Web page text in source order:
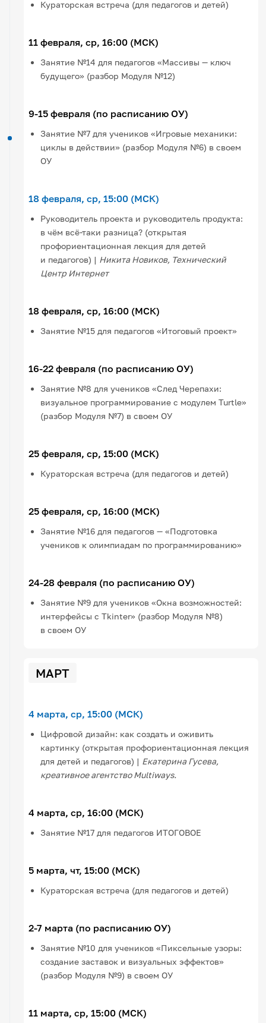
Кураторская встреча (для педагогов и детей)
11 февраля, ср, 16:00 (МСК)
Занятие №14 для педагогов «Массивы — ключ
будущего» (разбор Модуля №12)
9-15 февраля (по расписанию ОУ)
Занятие №7 для учеников «Игровые механики:
циклы в действии» (разбор Модуля №6) в своем
ОУ
18 февраля, ср, 15:00 (МСК)
Руководитель проекта и руководитель продукта:
в чём всё-таки разница? (открытая
профориентационная лекция для детей
и педагогов) | Никита Новиков, Технический
Центр Интернет
18 февраля, ср, 16:00 (МСК)
Занятие №15 для педагогов «Итоговый проект»
16-22 февраля (по расписанию ОУ)
Занятие №8 для учеников «След Черепахи:
визуальное программирование с модулем Turtle»
(разбор Модуля №7) в своем ОУ
25 февраля, ср, 15:00 (МСК)
Кураторская встреча (для педагогов и детей)
25 февраля, ср, 16:00 (МСК)
Занятие №16 для педагогов — «Подготовка
учеников к олимпиадам по программированию»
24-28 февраля (по расписанию ОУ)
Занятие №9 для учеников «Окна возможностей:
интерфейсы с Tkinter» (разбор Модуля №8)
в своем ОУ
МАРТ
4 марта, ср, 15:00 (МСК)
Цифровой дизайн: как создать и оживить
картинку (открытая профориентационная лекция
для детей и педагогов) | Екатерина Гусева,
креативное агентство Multiways.
4 марта, ср, 16:00 (МСК)
Занятие №17 для педагогов ИТОГОВОЕ
5 марта, чт, 15:00 (МСК)
Кураторская встреча (для педагогов и детей)
2-7 марта (по расписанию ОУ)
Занятие №10 для учеников «Пиксельные узоры:
создание заставок и визуальных эффектов»
(разбор Модуля №9) в своем ОУ
11 марта, ср, 15:00 (МСК)